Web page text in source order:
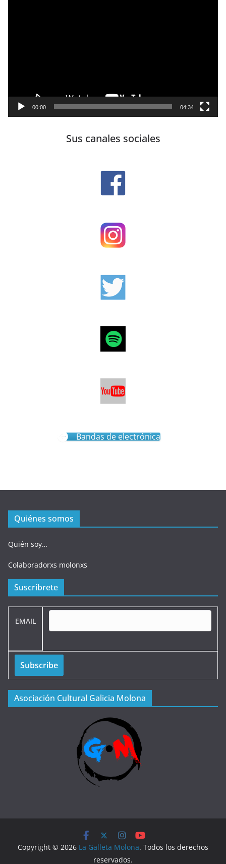
00:00 04:34
Sus canales sociales
Bandas de electrónica
Quiénes somos
Quién soy…
Colaboradorxs molonxs
Suscríbrete
EMAIL
Asociación Cultural Galicia Molona
Copyright © 2026 La Galleta Molona. Todos los derechos
reservados.